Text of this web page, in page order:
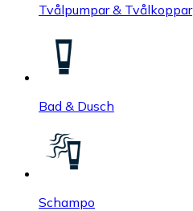
Tvålpumpar & Tvålkoppar
Bad & Dusch
Schampo